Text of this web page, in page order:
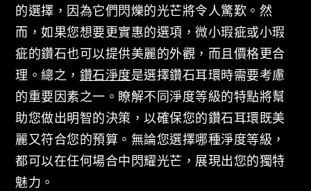
的選擇，因為它們閃爍的光芒將令人驚歎。然
而，如果您想要更實惠的選項，微小瑕疵或小瑕
疵的鑽石也可以提供美麗的外觀，而且價格更合
理。總之， 鑽石淨度是選擇鑽石耳環時需要考慮
的重要因素之一。瞭解不同淨度等級的特點將幫
助您做出明智的決策，以確保您的鑽石耳環既美
麗又符合您的預算。無論您選擇哪種淨度等級，
都可以在任何場合中閃耀光芒，展現出您的獨特
魅力。